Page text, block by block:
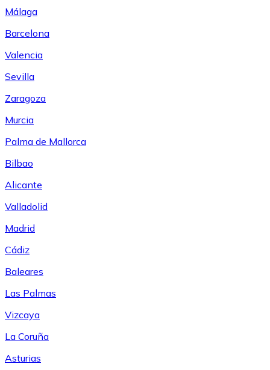
Málaga
Barcelona
Valencia
Sevilla
Zaragoza
Murcia
Palma de Mallorca
Bilbao
Alicante
Valladolid
Madrid
Cádiz
Baleares
Las Palmas
Vizcaya
La Coruña
Asturias